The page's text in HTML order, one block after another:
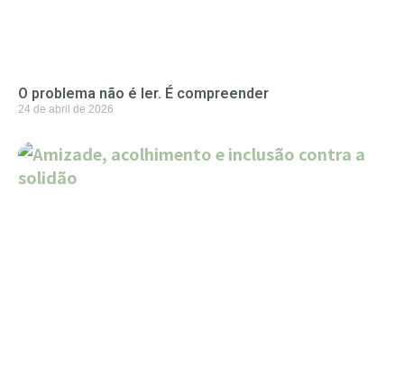
O problema não é ler. É compreender
24 de abril de 2026